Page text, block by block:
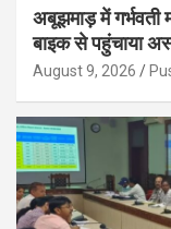
अबूझमाड़ में
बाइक से पहुंचाया
August 9, 2026